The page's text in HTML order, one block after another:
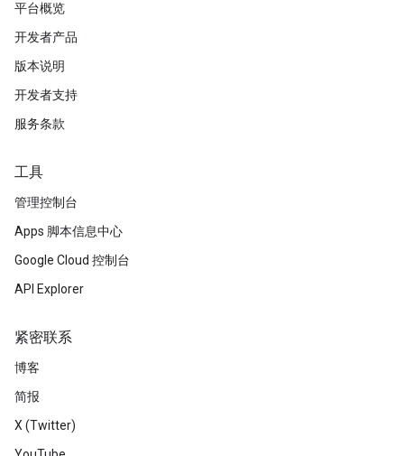
平台概览
开发者产品
版本说明
开发者支持
服务条款
工具
管理控制台
Apps 脚本信息中心
Google Cloud 控制台
API Explorer
紧密联系
博客
简报
X (Twitter)